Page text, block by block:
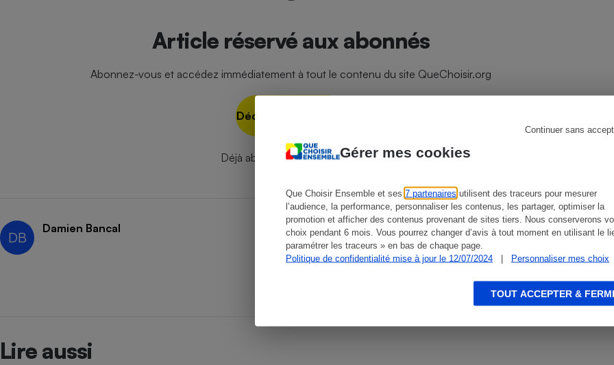
Gérer mes cookies
Que Choisir Ensemble et ses 7 partenaires utilisent des traceurs pour mesurer
l’audience, la performance, personnaliser les contenus, les partager, optimiser la
promotion et afficher des contenus provenant de sites tiers. Nous conserverons
choix pendant 6 mois. Vous pourrez changer d’avis à tout moment en utilisant le
paramétrer les traceurs » en bas de chaque page.
Politique de confidentialité mise à jour le 12/07/2024
| Personnaliser mes choix
Continuer sans
TOUT ACCEPTER &
Article réservé aux abonnés
Abonnez-vous et accédez immédiatement à tout le contenu du site QueChoisir.org
Découvrir nos offres
Déjà abonné ?Se connecter
DB
Damien Bancal
Lire aussi
Robot ménager